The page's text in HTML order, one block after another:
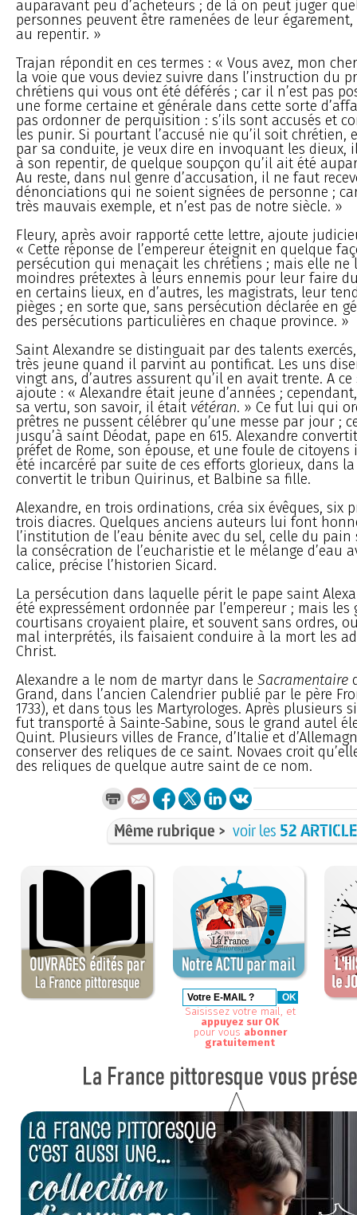
auparavant peu d’acheteurs ; de là on peut juger
personnes peuvent être ramenées de leur
au repentir. »
Trajan répondit en ces termes : « Vous avez, mon
la voie que vous deviez suivre dans l’instruction du
chrétiens qui vous ont été déférés ; car il n’est pas
une forme certaine et générale dans cette sorte
pas ordonner de perquisition : s’ils sont accusés et
les punir. Si pourtant l’accusé nie qu’il soit chrétien,
par sa conduite, je veux dire en invoquant les dieux,
à son repentir, de quelque soupçon qu’il ait été
Au reste, dans nul genre d’accusation, il ne faut
dénonciations qui ne soient signées de personne ;
très mauvais exemple, et n’est pas de notre siècle. »
Fleury, après avoir rapporté cette lettre, ajoute
« Cette réponse de l’empereur éteignit en quelque
persécution qui menaçait les chrétiens ; mais elle ne
moindres prétextes à leurs ennemis pour leur faire
en certains lieux, en d’autres, les magistrats, leur
pièges ; en sorte que, sans persécution déclarée en
des persécutions particulières en chaque province. »
Saint Alexandre se distinguait par des talents
très jeune quand il parvint au pontificat. Les uns
vingt ans, d’autres assurent qu’il en avait trente. A ce
ajoute : « Alexandre était jeune d’années ;
sa vertu, son savoir, il était vétéran. » Ce fut lui qui
prêtres ne pussent célébrer qu’une messe par jour ;
jusqu’à saint Déodat, pape en 615. Alexandre
préfet de Rome, son épouse, et une foule de citoyens
été incarcéré par suite de ces efforts glorieux, dans
convertit le tribun Quirinus, et Balbine sa fille.
Alexandre, en trois ordinations, créa six évêques, six
trois diacres. Quelques anciens auteurs lui font
l’institution de l’eau bénite avec du sel, celle du
la consécration de l’eucharistie et le mélange d’eau
calice, précise l’historien Sicard.
La persécution dans laquelle périt le pape saint
été expressément ordonnée par l’empereur ; mais les
courtisans croyaient plaire, et souvent sans ordres,
mal interprétés, ils faisaient conduire à la mort les
Christ.
Alexandre a le nom de martyr dans le Sacramentaire
Grand, dans l’ancien Calendrier publié par le père
1733), et dans tous les Martyrologes. Après plusieurs
fut transporté à Sainte-Sabine, sous le grand autel
Quint. Plusieurs villes de France, d’Italie et
conserver des reliques de ce saint. Novaes croit
des reliques de quelque autre saint de ce nom.
Même rubrique > voir les 52
Saisissez votre mail, et
appuyez sur OK
pour vous abonner
gratuitement